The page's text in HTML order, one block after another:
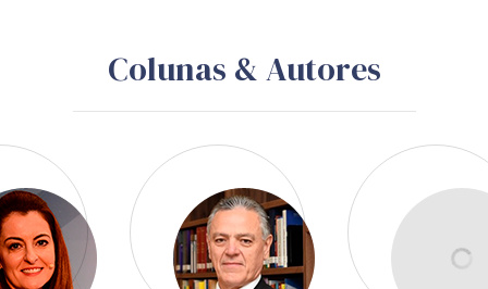
Colunas & Autores